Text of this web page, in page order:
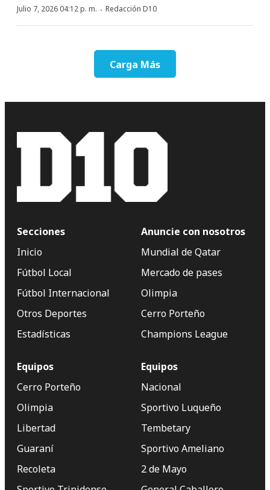
Julio 7, 2026 04:12 p. m. · Redacción D10
Carga Más
Secciones
Inicio
Fútbol Local
Fútbol Internacional
Otros Deportes
Estadísticas
Anuncie con nosotros
Mundial de Qatar
Mercado de pases
Olimpia
Cerro Porteño
Champions League
Equipos
Cerro Porteño
Olimpia
Libertad
Guaraní
Recoleta
Equipos
Nacional
Sportivo Luqueño
Tembetary
Sportivo Ameliano
2 de Mayo